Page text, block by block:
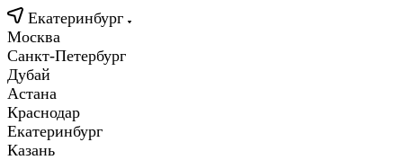
Екатеринбург
Москва
Санкт-Петербург
Дубай
Астана
Краснодар
Екатеринбург
Казань